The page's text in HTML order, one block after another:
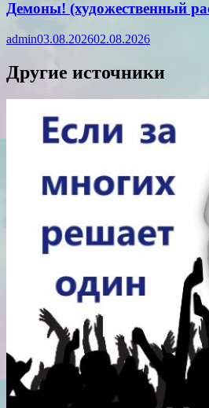
Демоны! (художественный
admin03.08.202602.08.2026
Другие источники